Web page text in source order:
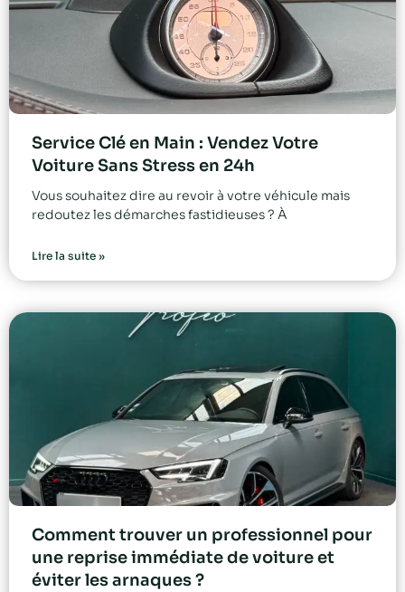
Service Clé en Main : Vendez Votre
Voiture Sans Stress en 24h
Vous souhaitez dire au revoir à votre véhicule mais
redoutez les démarches fastidieuses ? À
Lire la suite »
Comment trouver un professionnel pour
une reprise immédiate de voiture et
éviter les arnaques ?